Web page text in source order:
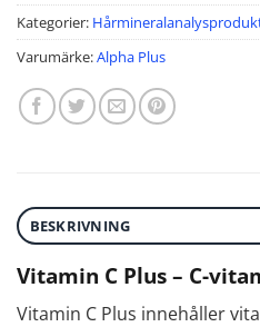
Kategorier:
Varumärke:Alpha Plus
BESKRIVNING
Vitamin C Plus – C-
Vitamin C Plus innehåller